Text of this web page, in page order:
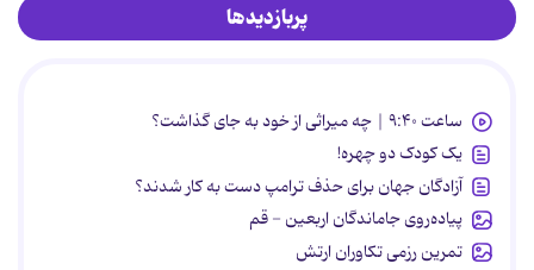
پربازدیدها
ساعت ۹:۴۰ | چه میراثی از خود به جای گذاشت؟
یک کودک دو چهره!
آزادگان جهان برای حذف ترامپ دست به کار شدند؟
پیاده‌روی جاماندگان اربعین - قم
تمرین رزمی تکاوران ارتش